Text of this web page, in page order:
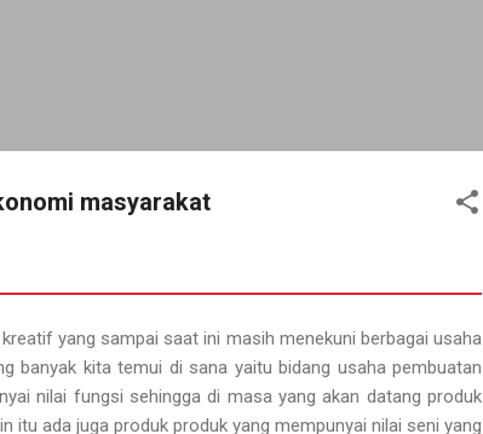
masyarakat
yang sampai saat ini masih menekuni berbagai usaha
banyak kita temui di sana yaitu bidang usaha pembuatan
nilai fungsi sehingga di masa yang akan datang produk
itu ada juga produk produk yang mempunyai nilai seni yang